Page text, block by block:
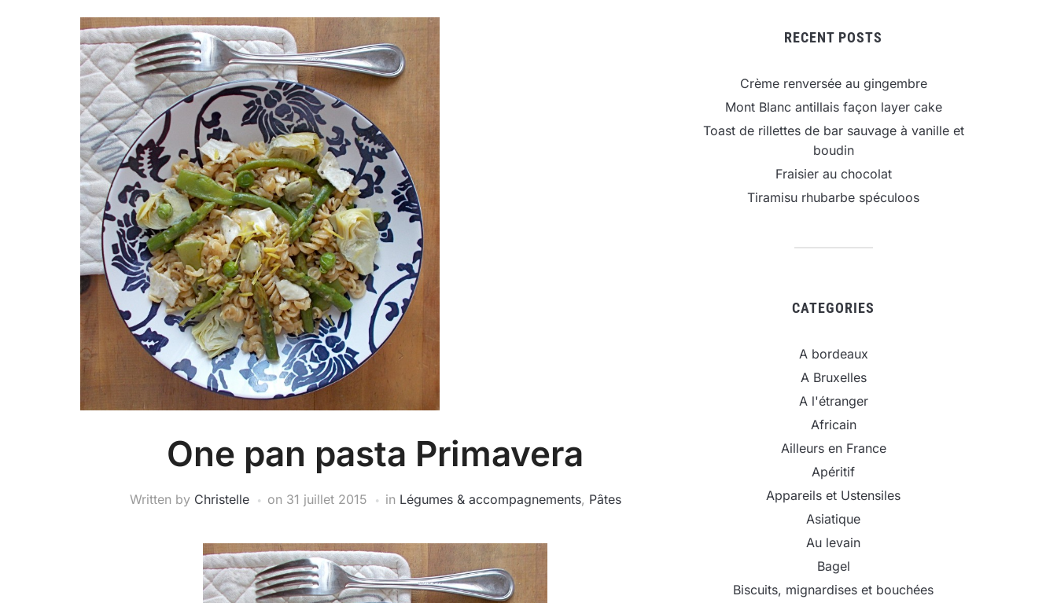
One pan pasta Primavera
Written by Christelle on 31 juillet 2015 in Légumes & accompagnements, Pâtes
RECENT POSTS
Crème renversée au gingembre
Mont Blanc antillais façon layer cake
Toast de rillettes de bar sauvage à vanille et
boudin
Fraisier au chocolat
Tiramisu rhubarbe spéculoos
CATEGORIES
A bordeaux
A Bruxelles
A l'étranger
Africain
Ailleurs en France
Apéritif
Appareils et Ustensiles
Asiatique
Au levain
Bagel
Biscuits, mignardises et bouchées